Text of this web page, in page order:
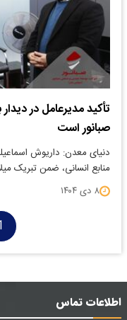
تأکید مدیرعامل در
صبانور است
دنیای معدن: داریوش
منابع انسانی، ضمن تبریک
۸ دی ۱۴۰۴
اطلاعات تماس